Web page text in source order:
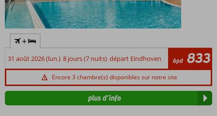
+
31 août 2026 (lun.) 8 jours (7 nuits) départ Eindhoven àpd 833
Encore 3 chambre(s) disponibles sur notre site
plus d’info